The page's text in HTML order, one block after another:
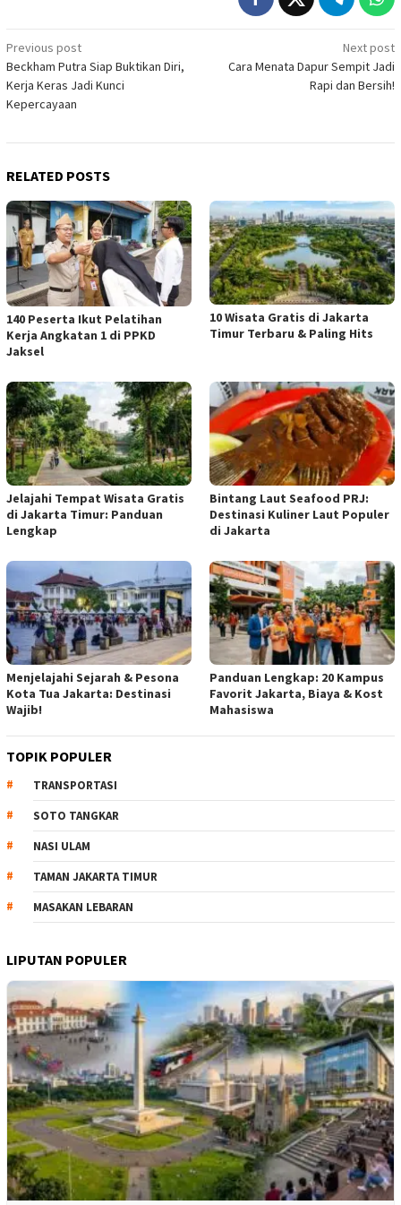
Post
navigation
Previous post
Beckham Putra Siap Buktikan Diri,
Kerja Keras Jadi Kunci
Kepercayaan
Next post
Cara Menata Dapur Sempit Jadi
Rapi dan Bersih!
RELATED POSTS
140 Peserta Ikut Pelatihan
Kerja Angkatan 1 di PPKD
Jaksel
10 Wisata Gratis di Jakarta
Timur Terbaru & Paling Hits
Jelajahi Tempat Wisata Gratis
di Jakarta Timur: Panduan
Lengkap
Bintang Laut Seafood PRJ:
Destinasi Kuliner Laut Populer
di Jakarta
Menjelajahi Sejarah & Pesona
Kota Tua Jakarta: Destinasi
Wajib!
Panduan Lengkap: 20 Kampus
Favorit Jakarta, Biaya & Kost
Mahasiswa
TOPIK POPULER
TRANSPORTASI
SOTO TANGKAR
NASI ULAM
TAMAN JAKARTA TIMUR
MASAKAN LEBARAN
LIPUTAN POPULER